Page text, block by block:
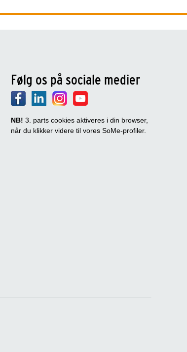
Følg os på sociale medier
NB! 3. parts cookies aktiveres i din browser,
når du klikker videre til vores SoMe-profiler.